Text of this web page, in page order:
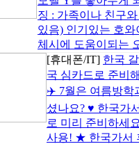
징 : 가족이나 친구
있음) 인기있는 호
체시에 도움이되는
[휴대폰/IT] 한국
국 심카드로 준비
✈️ 7월은 여름방학
셨나요? ♥ 한국가
로 미리 준비하세
사용! ★ 한국가서